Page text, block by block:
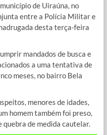
de Uiraúna, no
entre a Polícia Militar e
desta terça-feira
mandados de busca e
a uma tentativa de
meses, no bairro Bela
menores de idades,
homem também foi preso,
quebra de medida cautelar.